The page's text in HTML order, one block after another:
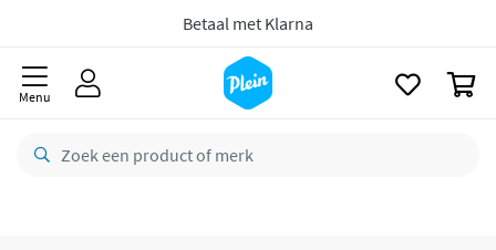
Betaal met Klarna
Menu